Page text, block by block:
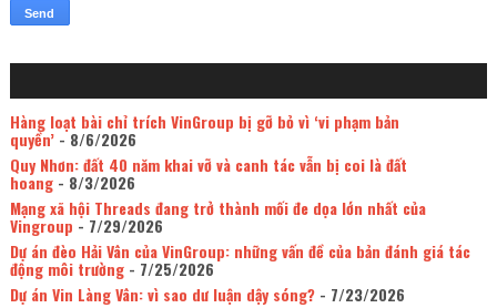
Hàng loạt bài chỉ trích VinGroup bị gỡ bỏ vì ‘vi phạm bản
quyền’- 8/6/2026
Quy Nhơn: đất 40 năm khai vỡ và canh tác vẫn bị coi là đất
hoang- 8/3/2026
Mạng xã hội Threads đang trở thành mối đe dọa lớn nhất của
Vingroup - 7/29/2026
Dự án đèo Hải Vân của VinGroup: những vấn đề của bản đánh giá tác
động môi trường- 7/25/2026
Dự án Vin Làng Vân: vì sao dư luận dậy sóng?- 7/23/2026